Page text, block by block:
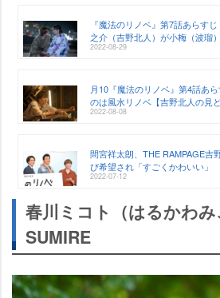
『魔法のリノベ』第7話あら
之介（吉野北人）が小梅（波瑠
2022-08-29
月10『魔法のリノベ』第4話あ
のは風水リノベ【吉野北人の見
2022-08-08
間宮祥太朗、THE RAMPAGE吉
び希望され「すごくかわいい」
2022-07-12
春川ミコト（はるかわ
SUMIRE